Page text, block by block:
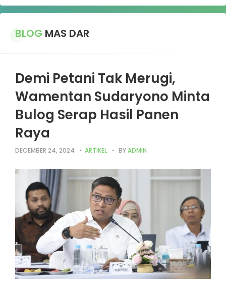
BLOG MAS DAR
Demi Petani Tak Merugi,
Wamentan Sudaryono Minta
Bulog Serap Hasil Panen
Raya
DECEMBER 24, 2024 ARTIKEL BYADMIN